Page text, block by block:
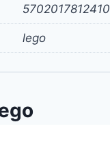
5702017812410
lego